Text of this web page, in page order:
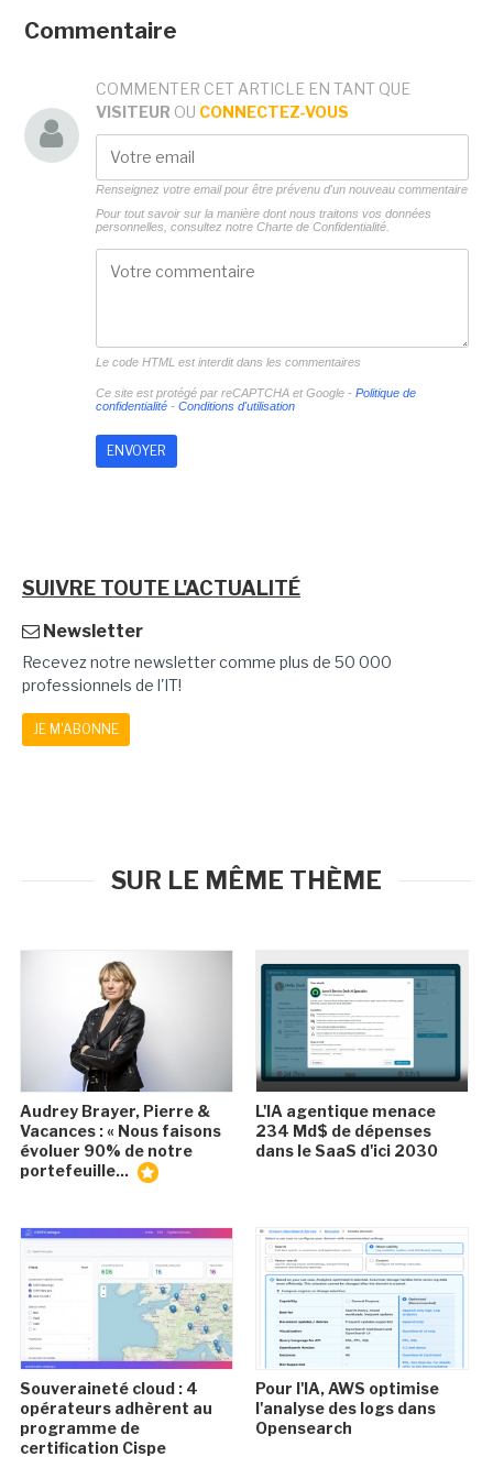
Commentaire
COMMENTER CET ARTICLE EN TANT QUE
VISITEUR OU CONNECTEZ-VOUS
Renseignez votre email pour être prévenu d'un nouveau commentaire
Pour tout savoir sur la manière dont nous traitons vos données
personnelles, consultez notre Charte de Confidentialité.
Le code HTML est interdit dans les commentaires
Ce site est protégé par reCAPTCHA et Google - Politique de
confidentialité- Conditions d'utilisation
SUIVRE TOUTE L'ACTUALITÉ
Newsletter
Recevez notre newsletter comme plus de 50 000
professionnels de l'IT!
JE M'ABONNE
SUR LE MÊME THÈME
Audrey Brayer, Pierre &
Vacances : « Nous faisons
évoluer 90% de notre
portefeuille...
L'IA agentique menace
234 Md$ de dépenses
dans le SaaS d'ici 2030
Souveraineté cloud : 4
opérateurs adhèrent au
programme de
certification Cispe
Pour l'IA, AWS optimise
l'analyse des logs dans
Opensearch